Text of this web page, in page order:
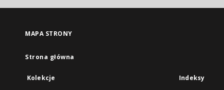
MAPA STRONY
Strona główna
Kolekcje Indeksy